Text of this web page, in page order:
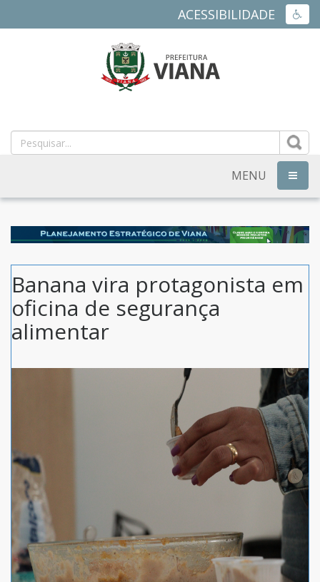
ACESSIBILIDADE
MUNICIPAL
DE
VIANA
ES
MENU
Banana vira protagonista em
oficina de segurança
alimentar